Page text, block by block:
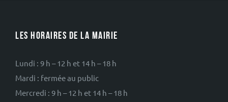
LES HORAIRES DE LA MAIRIE
Lundi : 9 h – 12 h et 14 h – 18 h
Mardi : fermée au public
Mercredi : 9 h – 12 h et 14 h – 18 h